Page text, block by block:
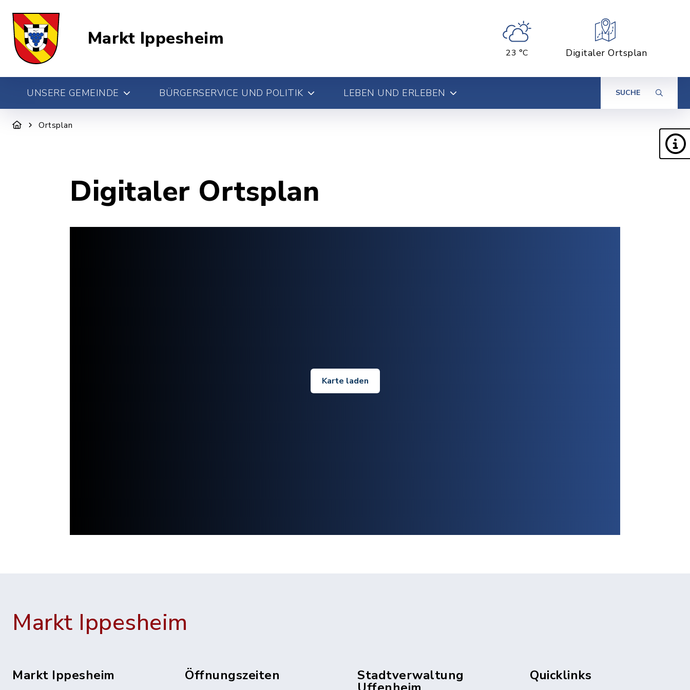
Markt Ippesheim
23 °C Digitaler Ortsplan
UNSERE GEMEINDE BÜRGERSERVICE UND POLITIK LEBEN UND ERLEBEN SUCHE
Ortsplan
Digitaler Ortsplan
Karte laden
Markt Ippesheim
Markt Ippesheim Öffnungszeiten Stadtverwaltung Quicklinks